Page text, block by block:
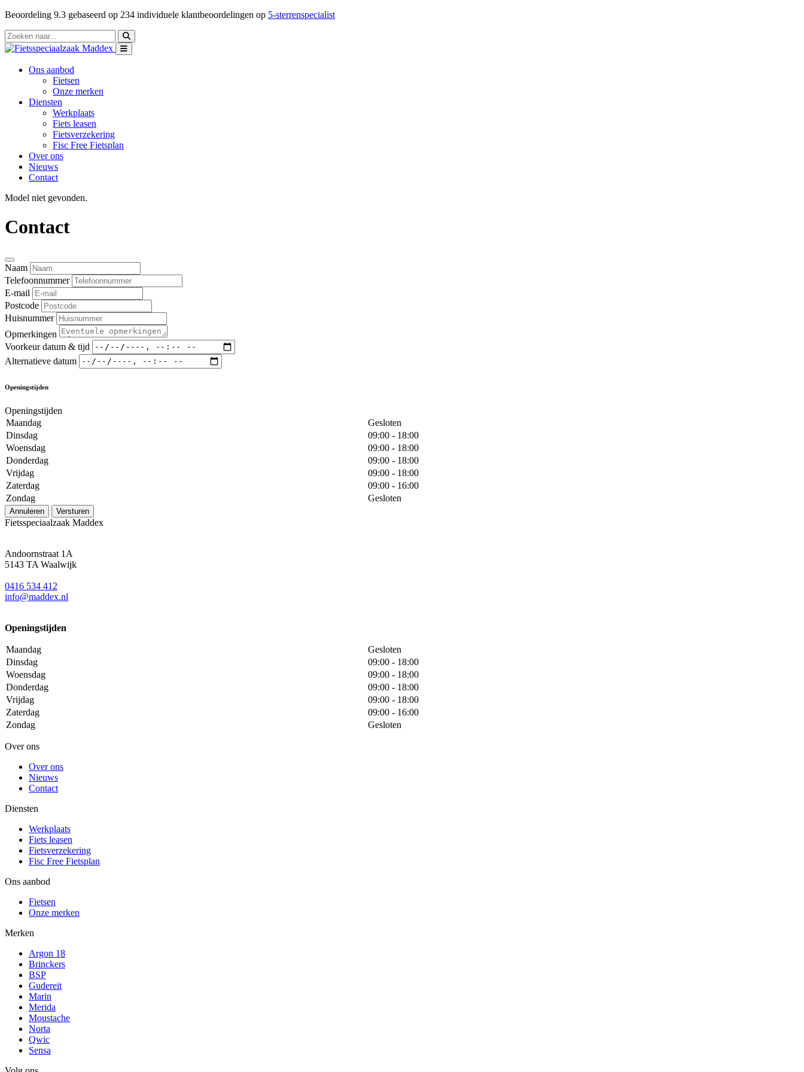
Beoordeling 9.3 gebaseerd op 234 individuele klantbeoordelingen op 5-sterrenspecialist
Ons aanbod
Fietsen
Onze merken
Diensten
Werkplaats
Fiets leasen
Fietsverzekering
Fisc Free Fietsplan
Over ons
Nieuws
Contact
Model niet gevonden.
Contact
Naam
Telefoonnummer
E-mail
Postcode
Huisnummer
Opmerkingen
Voorkeur datum & tijd
Alternatieve datum
Openingstijden
Openingstijden
Maandag
Gesloten
Dinsdag
09:00 - 18:00
Woensdag
09:00 - 18:00
Donderdag
09:00 - 18:00
Vrijdag
09:00 - 18:00
Zaterdag
09:00 - 16:00
Zondag
Gesloten
Annuleren Versturen
Fietsspeciaalzaak Maddex
Andoornstraat 1A
5143 TA Waalwijk
0416 534 412
info@maddex.nl
Openingstijden
Maandag
Gesloten
Dinsdag
09:00 - 18:00
Woensdag
09:00 - 18:00
Donderdag
09:00 - 18:00
Vrijdag
09:00 - 18:00
Zaterdag
09:00 - 16:00
Zondag
Gesloten
Over ons
Over ons
Nieuws
Contact
Diensten
Werkplaats
Fiets leasen
Fietsverzekering
Fisc Free Fietsplan
Ons aanbod
Fietsen
Onze merken
Merken
Argon 18
Brinckers
BSP
Gudereit
Marin
Merida
Moustache
Norta
Qwic
Sensa